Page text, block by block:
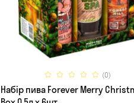
(0)
Набір пива Forever Merry